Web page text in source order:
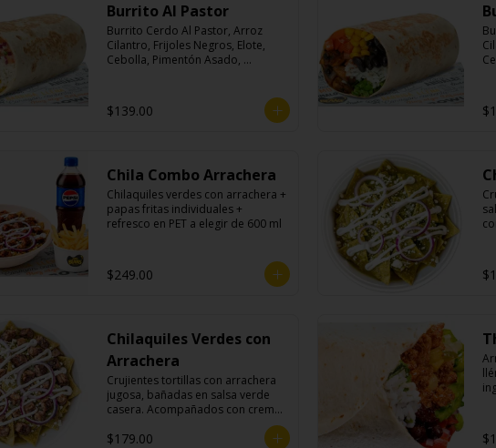
Burrito Al Pastor
Burrito Cerdo Al Pastor, Arroz
Cilantro, Frijoles Negros, Elote,
Cebolla, Pimentón Asado,
$139.00
Chila Combo Arrachera
Chilaquiles verdes con arrachera +
papas fritas individuales +
refresco en PET a elegir de 600 ml
$249.00
Chilaquiles Verdes con
Arrachera
Crujientes tortillas con arrachera
jugosa, bañadas en salsa verde
casera. Acompañados con crema,
queso fresco y cebolla morada.
$179.00